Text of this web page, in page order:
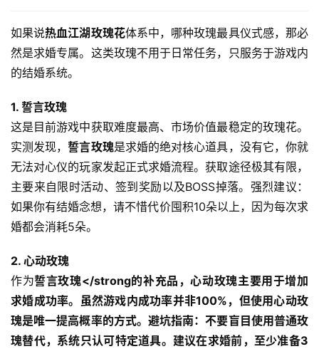
如果说热血江湖玫瑰花体系中，哪种玫瑰最具仪式感，那必
然是求婚专属。这类玫瑰不用于日常任务，只服务于游戏内
的结婚系统。
1. 誓言玫瑰
这是目前游戏中获取难度最高、市场价值最稳定的玫瑰花。
实测发现， 誓言玫瑰是求婚的绝对核心道具，没有它，你就
无法对心仪的玩家发起正式求婚流程。获取途径极其有限，
主要来自限时活动、签到奖励以及BOSS掉落。强烈建议：
如果你有结婚念想，请不惜代价囤积10朵以上，因为每次求
婚都会消耗5朵。
2. 心动玫瑰
作为誓言玫瑰</strong的补充品，心动玫瑰主要用于增加
求婚成功率。虽然游戏内成功率并非100%，但使用心动玫
瑰是唯一提高概率的方式。避坑指南：不要盲目使用普通玫
瑰替代，系统只认可特定道具。建议在求婚前，至少准备3